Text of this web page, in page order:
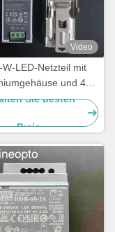
Video
W-LED-Netzteil mit
und 48-
V-Ausgangs-
LED-
Treiber
Sie besten
Preis